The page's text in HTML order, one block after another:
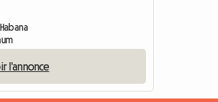
l'annonce